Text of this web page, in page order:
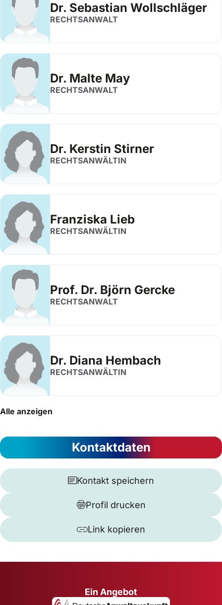
Dr. Sebastian Wollschläger
RECHTSANWALT
Dr. Malte May
RECHTSANWALT
Dr. Kerstin Stirner
RECHTSANWÄLTIN
Franziska Lieb
RECHTSANWÄLTIN
Prof. Dr. Björn Gercke
RECHTSANWALT
Dr. Diana Hembach
RECHTSANWÄLTIN
Alle anzeigen
Kontaktdaten
Kontakt speichern
Profil drucken
Link kopieren
Ein Angebot